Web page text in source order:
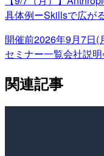
具体例ーSkillsで広が
開催前2026年9月7日(
セミナー一覧会社説
関連記事